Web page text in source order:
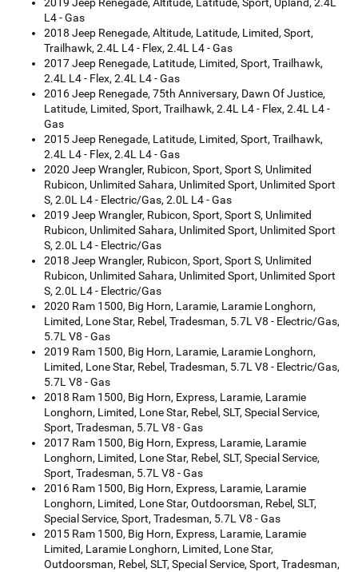
2019 Jeep Renegade, Altitude, Latitude, Sport, Upland, 2.4L
L4 - Gas
2018 Jeep Renegade, Altitude, Latitude, Limited, Sport,
Trailhawk, 2.4L L4 - Flex, 2.4L L4 - Gas
2017 Jeep Renegade, Latitude, Limited, Sport, Trailhawk,
2.4L L4 - Flex, 2.4L L4 - Gas
2016 Jeep Renegade, 75th Anniversary, Dawn Of Justice,
Latitude, Limited, Sport, Trailhawk, 2.4L L4 - Flex, 2.4L L4 -
Gas
2015 Jeep Renegade, Latitude, Limited, Sport, Trailhawk,
2.4L L4 - Flex, 2.4L L4 - Gas
2020 Jeep Wrangler, Rubicon, Sport, Sport S, Unlimited
Rubicon, Unlimited Sahara, Unlimited Sport, Unlimited Sport
S, 2.0L L4 - Electric/Gas, 2.0L L4 - Gas
2019 Jeep Wrangler, Rubicon, Sport, Sport S, Unlimited
Rubicon, Unlimited Sahara, Unlimited Sport, Unlimited Sport
S, 2.0L L4 - Electric/Gas
2018 Jeep Wrangler, Rubicon, Sport, Sport S, Unlimited
Rubicon, Unlimited Sahara, Unlimited Sport, Unlimited Sport
S, 2.0L L4 - Electric/Gas
2020 Ram 1500, Big Horn, Laramie, Laramie Longhorn,
Limited, Lone Star, Rebel, Tradesman, 5.7L V8 - Electric/Gas,
5.7L V8 - Gas
2019 Ram 1500, Big Horn, Laramie, Laramie Longhorn,
Limited, Lone Star, Rebel, Tradesman, 5.7L V8 - Electric/Gas,
5.7L V8 - Gas
2018 Ram 1500, Big Horn, Express, Laramie, Laramie
Longhorn, Limited, Lone Star, Rebel, SLT, Special Service,
Sport, Tradesman, 5.7L V8 - Gas
2017 Ram 1500, Big Horn, Express, Laramie, Laramie
Longhorn, Limited, Lone Star, Rebel, SLT, Special Service,
Sport, Tradesman, 5.7L V8 - Gas
2016 Ram 1500, Big Horn, Express, Laramie, Laramie
Longhorn, Limited, Lone Star, Outdoorsman, Rebel, SLT,
Special Service, Sport, Tradesman, 5.7L V8 - Gas
2015 Ram 1500, Big Horn, Express, Laramie, Laramie
Limited, Laramie Longhorn, Limited, Lone Star,
Outdoorsman, Rebel, SLT, Special Service, Sport, Tradesman,